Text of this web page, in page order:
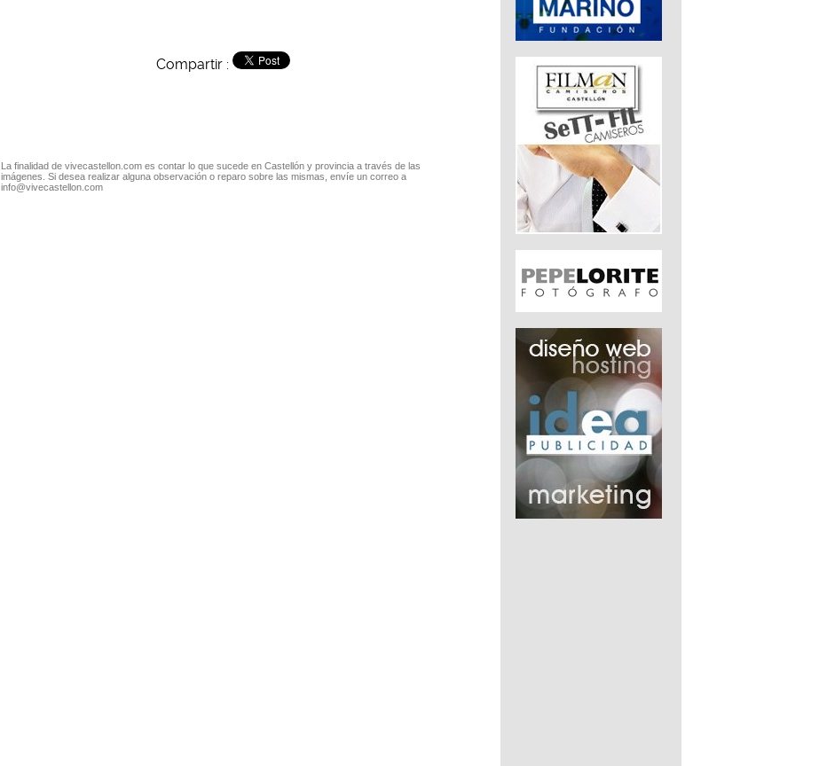
Compartir :
La finalidad de vivecastellon.com es contar lo que sucede en Castellón y provincia a través de las
imágenes. Si desea realizar alguna observación o reparo sobre las mismas, envíe un correo a
info@vivecastellon.com